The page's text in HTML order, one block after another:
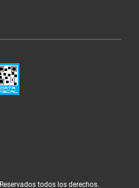
todos los derechos.